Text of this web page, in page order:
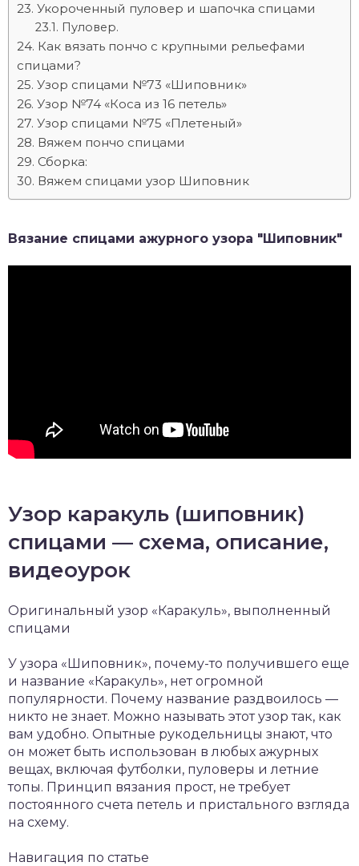
Укороченный пуловер и шапочка спицами
Пуловер.
Как вязать пончо с крупными рельефами
спицами?
Узор спицами №73 «Шиповник»
Узор №74 «Коса из 16 петель»
Узор спицами №75 «Плетеный»
Вяжем пончо спицами
Сборка:
Вяжем спицами узор Шиповник
Вязание спицами ажурного узора "Шиповник"
Узор каракуль (шиповник)
спицами — схема, описание,
видеоурок
Оригинальный узор «Каракуль», выполненный
спицами
У узора «Шиповник», почему-то получившего еще
и название «Каракуль», нет огромной
популярности. Почему название раздвоилось —
никто не знает. Можно называть этот узор так, как
вам удобно. Опытные рукодельницы знают, что
он может быть использован в любых ажурных
вещах, включая футболки, пуловеры и летние
топы. Принцип вязания прост, не требует
постоянного счета петель и пристального взгляда
на схему.
Навигация по статье